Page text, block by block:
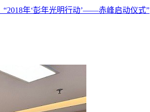
“2018年‘彭年光明行动’——赤峰启动仪式”